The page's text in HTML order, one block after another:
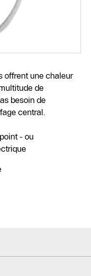
offrent une chaleur
de
besoin de
central.
- ou